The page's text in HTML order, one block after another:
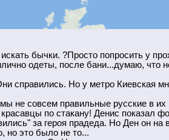
бычки. ?Просто попросить у
одеты, после бани...думаю, что
справились. Но у метро Киевская
не совсем правильные русские в
по стакану! Денис показал
за героя прадеда. Но Ден он
но это было не то...